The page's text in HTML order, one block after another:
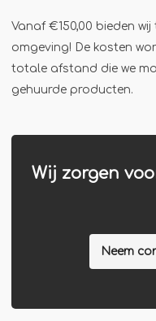
Smoothiebar
Soepkraam
Stroopwafelkraam
Sinaasappelpers
Winterkraam
Vanaf €150,00 bieden
omgeving! De kosten
totale afstand die we
gehuurde producten.
Wij zorgen
Neem